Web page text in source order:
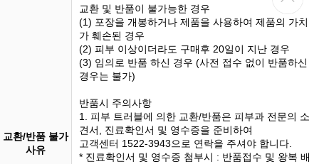
교환/반품 불가
사유
교환 및 반품이 불가능한 경우
(1) 포장을 개봉하거나 제품을 사용하여 제품의 가치
가 훼손된 경우
(2) 피부 이상이더라도 구매후 20일이 지난 경우
(3) 임의로 반품 하신 경우 (사전 접수 없이 반품하신
경우는 불가)
반품시 주의사항
1. 피부 트러블에 의한 교환/반품은 피부과 전문의 소
견서, 진료확인서 및 영수증을 준비하여
고객센터 1522-3943으로 연락을 주셔야 합니다.
* 진료확인서 및 영수증 첨부시 : 반품접수 및 왕복 배